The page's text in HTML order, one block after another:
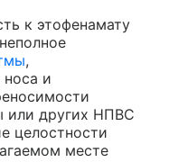
к этофенамату
,
и
или других НПВС
целостности
месте